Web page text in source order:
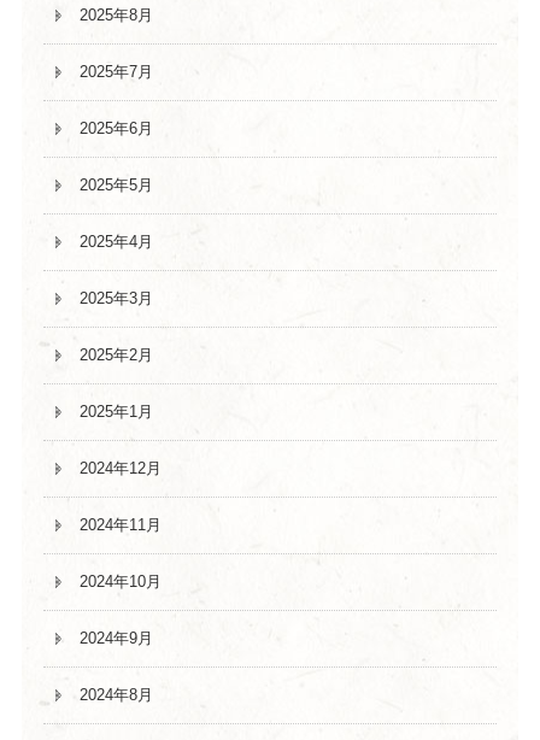
2025年8月
2025年7月
2025年6月
2025年5月
2025年4月
2025年3月
2025年2月
2025年1月
2024年12月
2024年11月
2024年10月
2024年9月
2024年8月